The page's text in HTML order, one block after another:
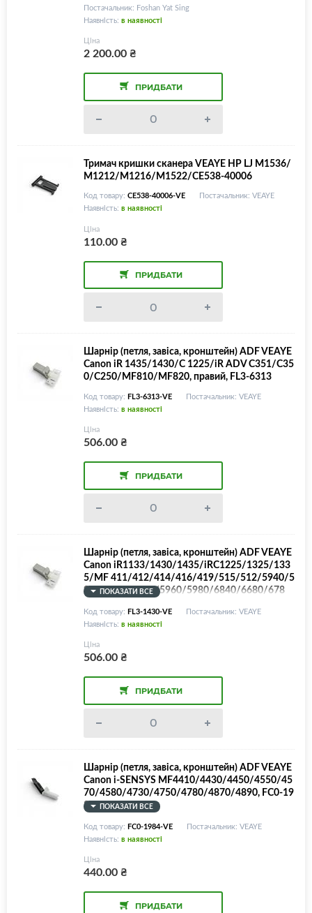
Постачальник: Foshan Yat Sing
Наявність: в наявності
Ціна
2 200.00₴
ПРИДБАТИ
Тримач кришки сканера VEAYE HP LJ M1536/
M1212/M1216/M1522/CE538-40006
Код товару: CE538-40006-VE
Постачальник: VEAYE
Наявність: в наявності
Ціна
110.00₴
ПРИДБАТИ
Шарнір (петля, завіса, кронштейн) ADF VEAYE
Canon iR 1435/1430/C 1225/iR ADV C351/C35
0/C250/MF810/MF820, правий, FL3-6313
Код товару: FL3-6313-VE
Постачальник: VEAYE
Наявність: в наявності
Ціна
506.00₴
ПРИДБАТИ
Шарнір (петля, завіса, кронштейн) ADF VEAYE
Canon iR1133/1430/1435/iRC1225/1325/133
5/MF 411/412/414/416/419/515/512/5940/5
930/5940/5950/5960/5980/6840/6680/678
0/6880, FL3-2453/FL3-1430
ПОКАЗАТИ ВСЕ
Код товару: FL3-1430-VE
Постачальник: VEAYE
Наявність: в наявності
Ціна
506.00₴
ПРИДБАТИ
Шарнір (петля, завіса, кронштейн) ADF VEAYE
Canon i-SENSYS MF4410/4430/4450/4550/45
70/4580/4730/4750/4780/4870/4890, FC0-19
84 ПОКАЗАТИ ВСЕ
Код товару: FC0-1984-VE
Постачальник: VEAYE
Наявність: в наявності
Ціна
440.00₴
ПРИДБАТИ